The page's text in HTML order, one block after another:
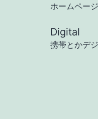
ホームペー
Digital
携帯とかデ